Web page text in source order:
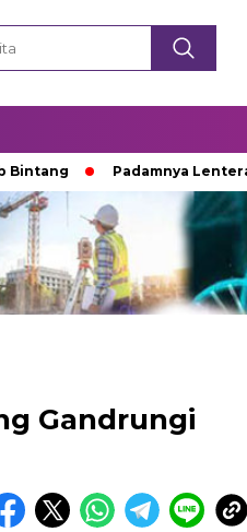
Padamnya Lentera Malam
Gandrungi